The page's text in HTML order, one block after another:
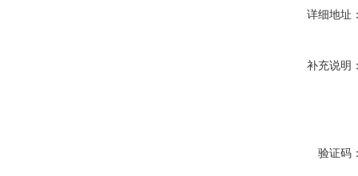
详细地址
补充说明
验证码